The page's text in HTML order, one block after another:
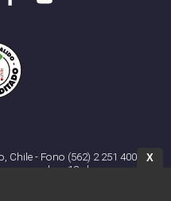
- Fono (562) 2 251 4000
reservados. 13.cl
X